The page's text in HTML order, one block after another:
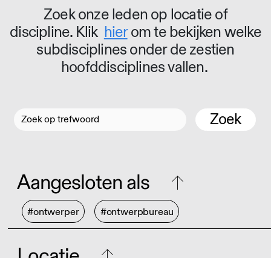
Zoek onze leden op locatie of
discipline. Klik hierom te bekijken welke
subdisciplines onder de zestien
hoofddisciplines vallen.
Zoek
Aangesloten als
#ontwerper #ontwerpbureau